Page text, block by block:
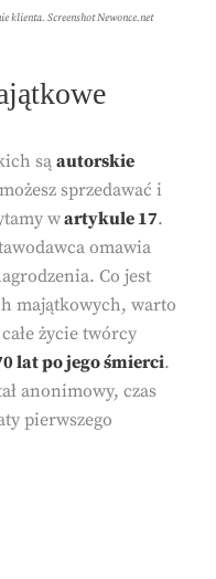
klienta. Screenshot Newonce.net
są autorskie
sprzedawać i
wartykule 17.
omawia
Co jest
majątkowych, warto
życie twórcy
lat po jego śmierci.
anonimowy, czas
pierwszego